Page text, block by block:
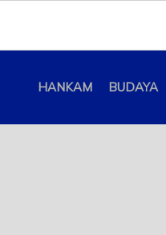
HANKAM BUDAYA